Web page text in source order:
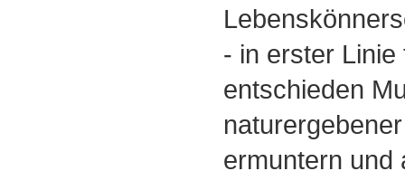
- in erster
entschieden
ermuntern und